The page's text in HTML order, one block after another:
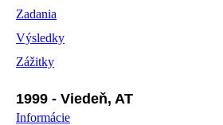
Zadania
Výsledky
Zážitky
1999 - Viedeň, AT
Informácie